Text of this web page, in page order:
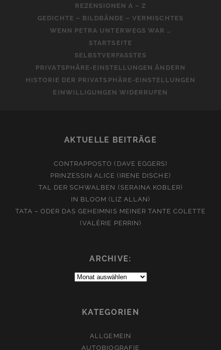
REZENSIONEN A – Z
GEDICHTE – BILDBÄNDE – VERMISCHTES
WENN PETRA UNTERWEGS WAR …
STARTSEITE
SELBSTVERFASSTES
PRIVATSPHÄRE-EINSTELLUNGEN ÄNDERN
HISTORIE DER PRIVATSPHÄRE-EINSTELLUNGEN
EINWILLIGUNGEN WIDERRUFEN
AKTUELLE BEITRÄGE
CONTRAPPOSTO (DAVE EGGERS)
PRINZESSIN ALICE (IRENE DISCHE)
TAL DER SCHWALBEN (SERAINA KOBLER)
IN BLOOM (LIZ ALLAN)
TATA – ODER DAS GEHEIMNIS MEINER TANTE COLETTE
(VALÉRIE PERRIN)
ARCHIVE:
Archive:
KATEGORIEN
ALLGEMEIN
AUTOBIOGRAFIE